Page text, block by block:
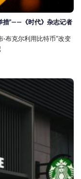
措”——《时代》杂志记者
布克尔利用比特币“改变